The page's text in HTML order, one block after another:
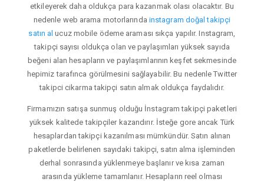
etkileyerek daha oldukça para kazanmak olası olacaktır. Bu
nedenle web arama motorlarında instagram doğal takipçi
satın al ucuz mobile ödeme araması sıkça yapılır. Instagram,
takipçi sayısı oldukça olan ve paylaşımları yüksek sayıda
beğeni alan hesapların ve paylaşımlarının keşfet sekmesinde
hepimiz tarafınca görülmesini sağlayabilir. Bu nedenle Twitter
takipci cikarma takipçi satın almak oldukça faydalıdır.
Firmamızın satışa sunmuş olduğu İnstagram takipçi paketleri
yüksek kalitede takipçiler kazandırır. İsteğe gore ancak Türk
hesaplardan takipçi kazanılması mümkündür. Satın alınan
paketlerde belirlenen sayıdaki takipçi, satın alma işleminden
derhal sonrasında yüklenmeye başlanır ve kısa zaman
arasında yükleme tamamlanır. Hesapların reel olması